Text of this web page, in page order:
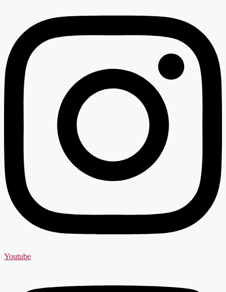
Youtube